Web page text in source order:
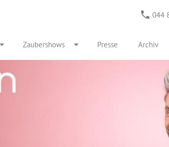
044
Zaubershows Presse Archiv